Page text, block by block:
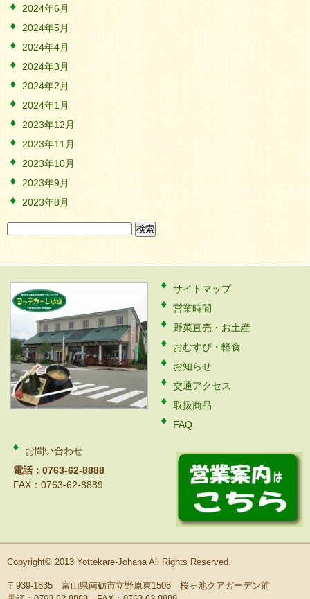
2024年6月
2024年5月
2024年4月
2024年3月
2024年2月
2024年1月
2023年12月
2023年11月
2023年10月
2023年9月
2023年8月
索:
サイトマップ
営業時間
野菜直売・お土産
おむすび・軽食
お知らせ
交通アクセス
取扱商品
FAQ
お問い合わせ
電話：0763-62-8888
FAX：0763-62-8889
Copyright© 2013 Yottekare-Johana All Rights Reserved.
〒939-1835 富山県南砺市立野原東1508 桜ヶ池クアガーデン前